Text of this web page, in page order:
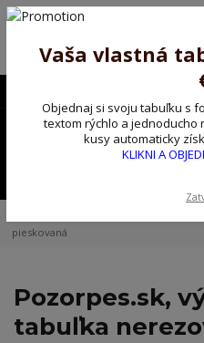
Poprosíme ctených zákazníkov
Preto sme Vám pripravili
!!! ZĽAVA 5€ na PRVÚ
pieskovaná
Pozorpes.sk,
tabuľka
Vaša vlastná
Objednaj si svoju tabuľku s
textom rýchlo a jednoducho
kusy automaticky
KLIKNI A